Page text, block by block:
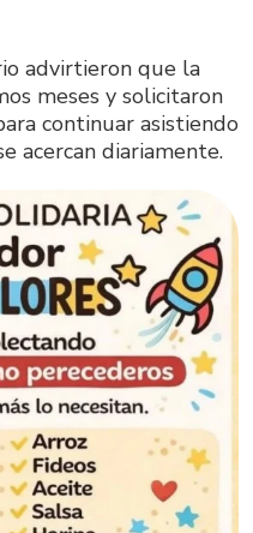
advirtieron que la
meses y solicitaron
continuar asistiendo
acercan diariamente.